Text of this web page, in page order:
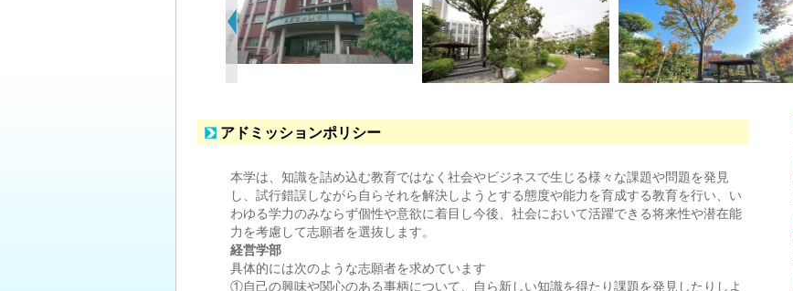
アドミッションポリシー
本学は、知識を詰め込む教育ではなく社会やビジネスで生じる様々な課題や問題を発見
し、試行錯誤しながら自らそれを解決しようとする態度や能力を育成する教育を行い、い
わゆる学力のみならず個性や意欲に着目し今後、社会において活躍できる将来性や潜在能
力を考慮して志願者を選抜します。
経営学部
具体的には次のような志願者を求めています
①自己の興味や関心のある事柄について、自ら新しい知識を得たり課題を発見したりしよ